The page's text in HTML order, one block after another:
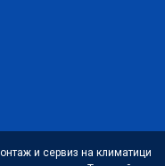
и сервиз на климатици